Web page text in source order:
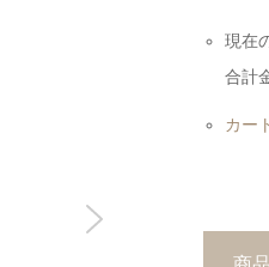
現在
合計
カー